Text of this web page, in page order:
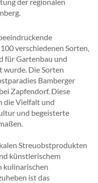
der regionalen
verschiedenen Sorten,
für Gartenbau und
wurde. Die Sorten
Bamberger
Zapfendorf. Diese
die Vielfalt und
und begeisterte
Streuobstprodukten
künstlerischem
kulinarischen
ist das